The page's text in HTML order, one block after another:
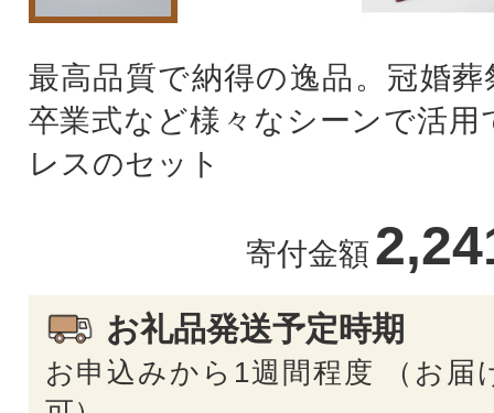
最高品質で納得の逸品。冠婚葬
卒業式など様々なシーンで活用
レスのセット
寄付金額
お礼品発送予定時期
お申込みから1週間程度 （お届